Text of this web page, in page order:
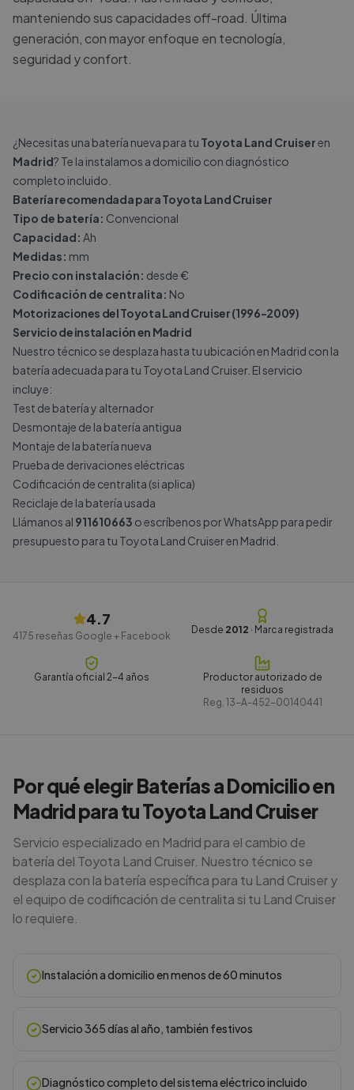
manteniendo sus capacidades off-road. Última
generación, con mayor enfoque en tecnología,
seguridad y confort.
¿Necesitas una batería nueva para tu Toyota Land Cruiseren
Madrid? Te la instalamos a domicilio con diagnóstico
completo incluido.
Batería recomendada para Toyota Land Cruiser
Tipo de batería: Convencional
Capacidad: Ah
Medidas: mm
Precio con instalación: desde €
Codificación de centralita: No
Motorizaciones del Toyota Land Cruiser (1996-2009)
Servicio de instalación en Madrid
Nuestro técnico se desplaza hasta tu ubicación en Madrid con la
batería adecuada para tu Toyota Land Cruiser. El servicio
incluye:
Test de batería y alternador
Desmontaje de la batería antigua
Montaje de la batería nueva
Prueba de derivaciones eléctricas
Codificación de centralita (si aplica)
Reciclaje de la batería usada
Llámanos al 911610663 o escríbenos porWhatsApp para pedir
presupuesto para tu Toyota Land Cruiser en Madrid.
4.7
4175 reseñas Google + Facebook
Desde 2012 · Marca registrada
Garantía oficial 2-4 años
Productor autorizado de
residuos
Reg. 13-A-452-00140441
Por qué elegir Baterías a Domicilio en
Madrid para tu Toyota Land Cruiser
Servicio especializado en Madrid para el cambio de
batería del Toyota Land Cruiser. Nuestro técnico se
desplaza con la batería específica para tu Land Cruiser y
el equipo de codificación de centralita si tu Land Cruiser
lo requiere.
Instalación a domicilio en menos de 60 minutos
Servicio 365 días al año, también festivos
Diagnóstico completo del sistema eléctrico incluido